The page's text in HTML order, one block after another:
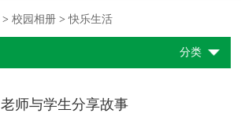
>校园相册 >快乐生活
分类
老师与学生分享故事